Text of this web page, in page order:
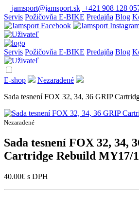
jamsport@jamsport.sk +421 908 128
Servis Požičovňa E-BIKE Predajňa Blog
Servis Požičovňa E-BIKE Predajňa Blog
E-shop
Nezaradené
Sada tesnení FOX 32, 34, 36 GRIP
Nezaradené
Sada tesnení FOX 32, 34,
Cartridge Rebuild MY17/
40.00€ s DPH